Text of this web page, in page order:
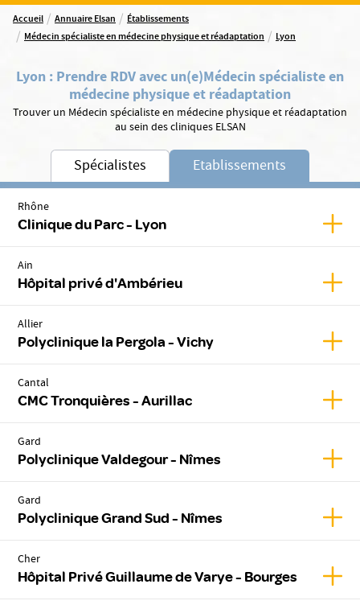
Accueil / Annuaire Elsan / Établissements
/ Médecin spécialiste en médecine physique et réadaptation / Lyon
Lyon : Prendre RDV avec un(e)Médecin spécialiste en
médecine physique et réadaptation
Trouver un Médecin spécialiste en médecine physique et réadaptation
au sein des cliniques ELSAN
Spécialistes Etablissements
Rhône
Clinique du Parc - Lyon
Ain
Hôpital privé d'Ambérieu
Allier
Polyclinique la Pergola - Vichy
Cantal
CMC Tronquières - Aurillac
Gard
Polyclinique Valdegour - Nîmes
Gard
Polyclinique Grand Sud - Nîmes
Cher
Hôpital Privé Guillaume de Varye - Bourges